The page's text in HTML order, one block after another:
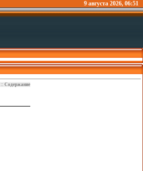
9 августа 2026, 06:51
:: Содержание